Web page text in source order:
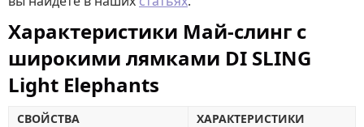
Характеристики Май-слинг с
широкими лямками DI SLING
Light Elephants
СВОЙСТВА
ХАРАКТЕРИСТИКИ